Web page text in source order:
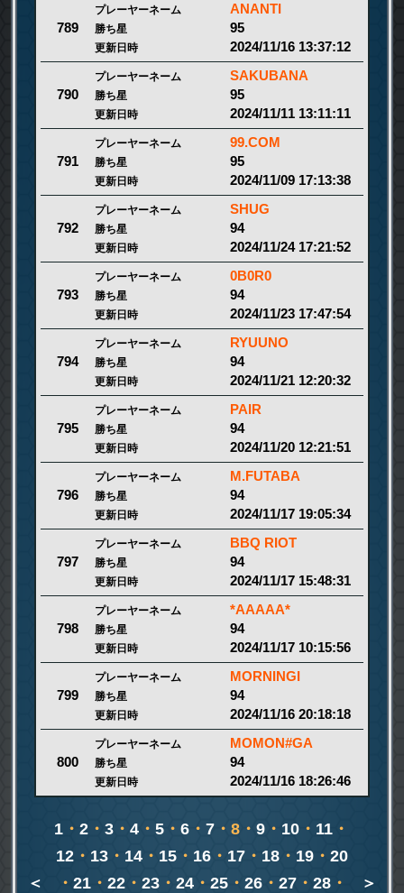
789
プレーヤーネーム ANANTI
勝ち星 95
更新日時 2024/11/16 13:37:12
790
プレーヤーネーム SAKUBANA
勝ち星 95
更新日時 2024/11/11 13:11:11
791
プレーヤーネーム 99.COM
勝ち星 95
更新日時 2024/11/09 17:13:38
792
プレーヤーネーム SHUG
勝ち星 94
更新日時 2024/11/24 17:21:52
793
プレーヤーネーム 0B0R0
勝ち星 94
更新日時 2024/11/23 17:47:54
794
プレーヤーネーム RYUUNO
勝ち星 94
更新日時 2024/11/21 12:20:32
795
プレーヤーネーム PAIR
勝ち星 94
更新日時 2024/11/20 12:21:51
796
プレーヤーネーム M.FUTABA
勝ち星 94
更新日時 2024/11/17 19:05:34
797
プレーヤーネーム BBQ RIOT
勝ち星 94
更新日時 2024/11/17 15:48:31
798
プレーヤーネーム *AAAAA*
勝ち星 94
更新日時 2024/11/17 10:15:56
799
プレーヤーネーム MORNINGI
勝ち星 94
更新日時 2024/11/16 20:18:18
800
プレーヤーネーム MOMON#GA
勝ち星 94
更新日時 2024/11/16 18:26:46
＜
1 ・2 ・3 ・4 ・5 ・6 ・7 ・8・9 ・ 10 ・ 11 ・
12・ 13・ 14・ 15・ 16・ 17・ 18・ 19・ 20
・ 21・ 22・ 23・ 24・ 25・ 26・ 27・ 28・
＞